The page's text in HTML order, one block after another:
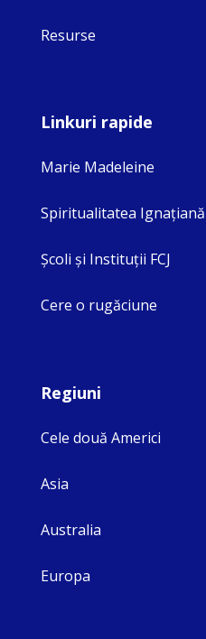
Resurse
Linkuri rapide
Marie Madeleine
Spiritualitatea Ignaţiană
Şcoli şi Instituţii FCJ
Cere o rugăciune
Regiuni
Cele două Americi
Asia
Australia
Europa